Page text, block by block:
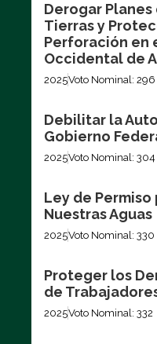
Derogar
Tierras y
Perforación en
Occidental de
2025Voto Nominal: 296
Debilitar la
Gobierno
2025Voto Nominal: 304
Ley de
Nuestras Aguas
2025Voto Nominal: 330
Proteger los
de
2025Voto Nominal: 332